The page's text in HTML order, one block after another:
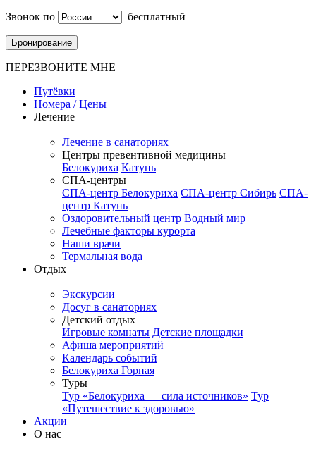
Звонок по
бесплатный
Бронирование
ПЕРЕЗВОНИТЕ МНЕ
Путёвки
Номера / Цены
Лечение
Лечение в санаториях
Центры превентивной медицины
Белокуриха Катунь
СПА-центры
СПА-центр Белокуриха СПА-центр Сибирь СПА-
центр Катунь
Оздоровительный центр Водный мир
Лечебные факторы курорта
Наши врачи
Термальная вода
Отдых
Экскурсии
Досуг в санаториях
Детский отдых
Игровые комнаты Детские площадки
Афиша мероприятий
Календарь событий
Белокуриха Горная
Туры
Тур «Белокуриха — сила источников» Тур
«Путешествие к здоровью»
Акции
О нас